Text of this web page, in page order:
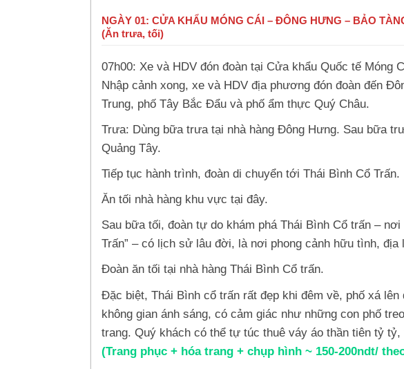
NGÀY 01: CỬA KHẨU MÓNG CÁI – ĐÔNG HƯNG – BẢO
(Ăn trưa, tối)
07h00: Xe và HDV đón đoàn tại Cửa khẩu Quốc tế Móng
Nhập cảnh xong, xe và HDV địa phương đón đoàn đến
Trung, phố Tây Bắc Đẩu và phố ẩm thực Quý Châu.
Trưa: Dùng bữa trưa tại nhà hàng Đông Hưng. Sau bữa
Quảng Tây.
Tiếp tục hành trình, đoàn di chuyển tới Thái Bình Cổ Trấn.
Ăn tối nhà hàng khu vực tại đây.
Sau bữa tối, đoàn tự do khám phá Thái Bình Cổ trấn –
Trấn” – có lịch sử lâu đời, là nơi phong cảnh hữu tình, địa
Đoàn ăn tối tại nhà hàng Thái Bình Cổ trấn.
Đặc biệt, Thái Bình cổ trấn rất đẹp khi đêm về, phố xá
không gian ánh sáng, có cảm giác như những con phố
trang. Quý khách có thể tự túc thuê váy áo thần tiên tỷ
(Trang phục + hóa trang + chụp hình ~ 150-200ndt/